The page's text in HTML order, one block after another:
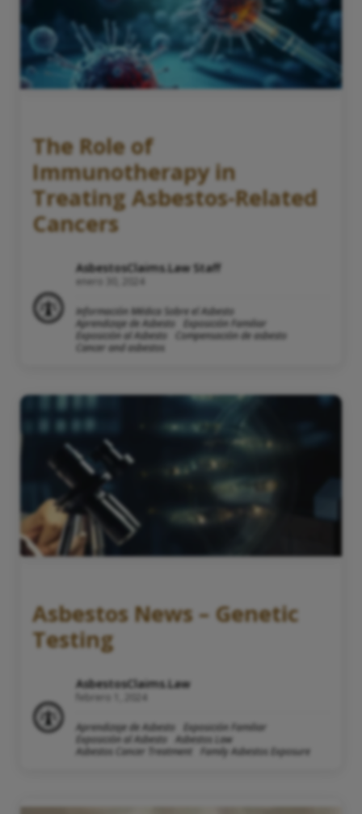
The Role of
Immunotherapy in
Treating Asbestos-Related
Cancers
AsbestosClaims.Law Staff
enero 30, 2024
Información Médica Sobre el Asbesto
Aprendizaje de Asbesto
Exposición Familiar
Exposición al Asbesto
Compensación de asbesto
Cancer and asbestos
Asbestos News – Genetic
Testing
AsbestosClaims.Law
febrero 1, 2024
Aprendizaje de Asbesto
Exposición Familiar
Exposición al Asbesto
Asbestos Law
Asbestos Cancer Treatment
Family Asbestos Exposure